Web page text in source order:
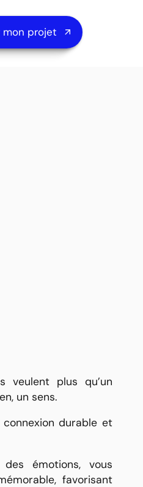
mon projet
veulent plus qu’un
un sens.
durable et
émotions, vous
favorisant